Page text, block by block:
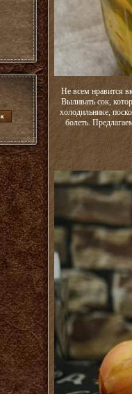
Не всем нравится
Выливать сок,
холодильнике,
болеть.